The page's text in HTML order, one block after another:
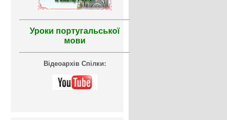
Уроки португальської
мови
Відеоархів Спілки: